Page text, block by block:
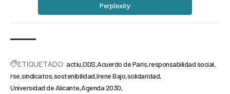
Perplexity
ETIQUETADO: actiu ODS Acuerdo de París responsabilidad social
rse sindicatos sostenibilidad Irene Bajo solidaridad
Universidad de Alicante Agenda 2030